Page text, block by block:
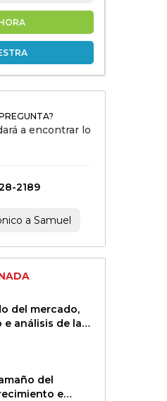
a encontrar lo
2189
a Samuel
del mercado,
análisis de la
de bajo ruido,
MMWAVE),
de
del
e